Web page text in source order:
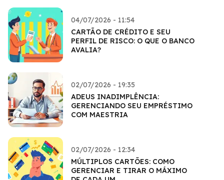
04/07/2026 - 11:54
CARTÃO DE CRÉDITO E SEU
PERFIL DE RISCO: O QUE O BANCO
AVALIA?
02/07/2026 - 19:35
ADEUS INADIMPLÊNCIA:
GERENCIANDO SEU EMPRÉSTIMO
COM MAESTRIA
02/07/2026 - 12:34
MÚLTIPLOS CARTÕES: COMO
GERENCIAR E TIRAR O MÁXIMO